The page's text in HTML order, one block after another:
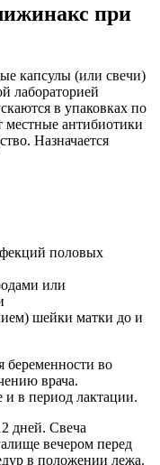
при
капсулы (или свечи)
лабораторией
в упаковках по
местные антибиотики
Назначается
половых
или
шейки матки до и
беременности во
врача.
в период лактации.
дней. Свеча
вечером перед
в положении лежа.